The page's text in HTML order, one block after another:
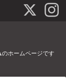
ームページです